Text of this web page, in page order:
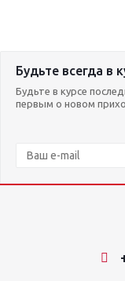
Будьте всегда в
Будьте в курсе
первым о новом